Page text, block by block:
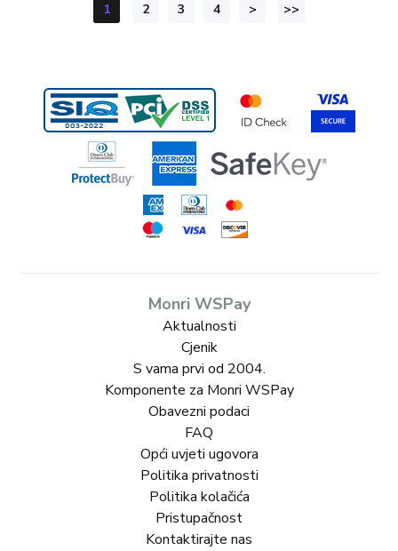
1 2 3 4 > >>
Monri WSPay
Aktualnosti
Cjenik
S vama prvi od 2004.
Komponente za Monri WSPay
Obavezni podaci
FAQ
Opći uvjeti ugovora
Politika privatnosti
Politika kolačića
Pristupačnost
Kontaktirajte nas